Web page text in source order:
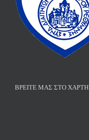
ΒΡΕΊΤΕ ΜΑΣ ΣΤΟ ΧΆΡΤΗ